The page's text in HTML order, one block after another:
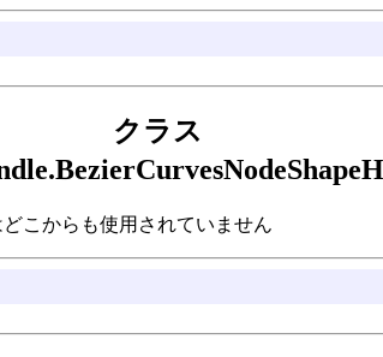
クラス
どこからも使用されていません